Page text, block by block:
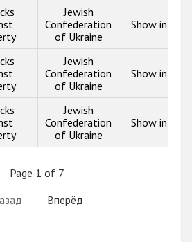
Jewish
Confederation
of Ukraine
Show info
Jewish
Confederation
of Ukraine
Show info
Jewish
Confederation
of Ukraine
Show info
Page 1 of 7
Вперёд